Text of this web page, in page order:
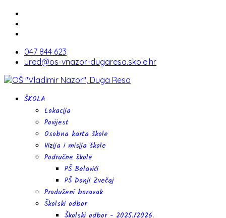
047 844 623
ured@os-vnazor-dugaresa.skole.hr
ŠKOLA
Lokacija
Povijest
Osobna karta škole
Vizija i misija škole
Područne škole
PŠ Belavići
PŠ Donji Zvečaj
Produženi boravak
Školski odbor
Školski odbor - 2025./2026.